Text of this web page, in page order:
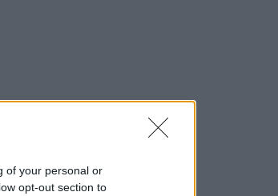
of your personal or
opt-out section to